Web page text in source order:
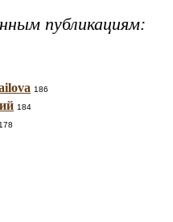
публикациям:
186
184
178